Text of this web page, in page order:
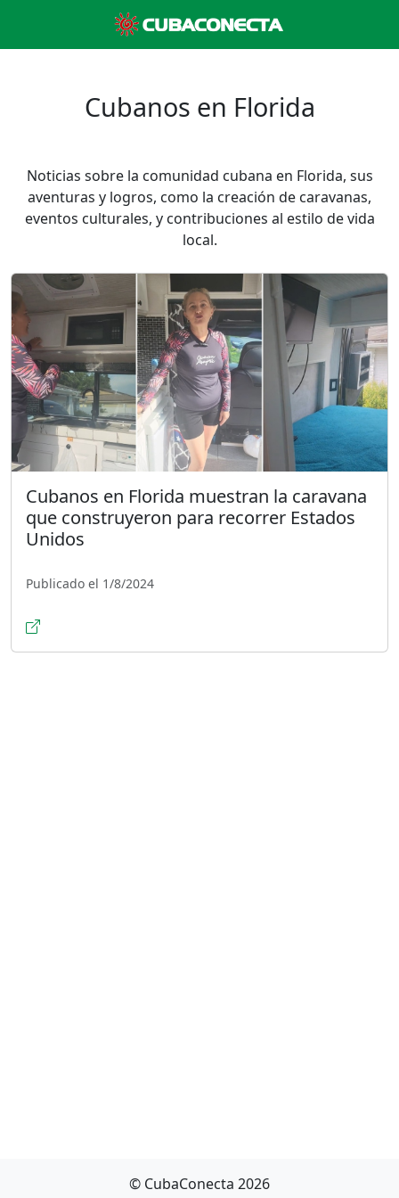
Cubanos en Florida
Noticias sobre la comunidad cubana en Florida, sus
aventuras y logros, como la creación de caravanas,
eventos culturales, y contribuciones al estilo de vida
local.
Cubanos en Florida muestran la caravana
que construyeron para recorrer Estados
Unidos
Publicado el 1/8/2024
© CubaConecta 2026